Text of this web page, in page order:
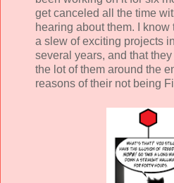
get canceled all the time
hearing about them. I
a slew of exciting projects
several years, and that
the lot of them around the
reasons of their not being